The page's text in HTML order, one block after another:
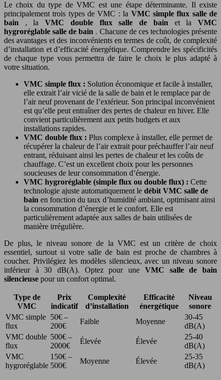
Le choix du type de VMC est une étape déterminante. Il existe
principalement trois types de VMC : la VMC simple flux salle de
bain , laVMC double flux salle de bain et laVMC
hygroréglable salle de bain . Chacune de ces technologies présente
des avantages et des inconvénients en termes de coût, de complexité
d’installation et d’efficacité énergétique. Comprendre les spécificités
de chaque type vous permettra de faire le choix le plus adapté à
votre situation.
VMC simple flux : Solution économique et facile à installer,
elle extrait l’air vicié de la salle de bain et le remplace par de
l’air neuf provenant de l’extérieur. Son principal inconvénient
est qu’elle peut entraîner des pertes de chaleur en hiver. Elle
convient particulièrement aux petits budgets et aux
installations rapides.
VMC double flux : Plus complexe à installer, elle permet de
récupérer la chaleur de l’air extrait pour préchauffer l’air neuf
entrant, réduisant ainsi les pertes de chaleur et les coûts de
chauffage. C’est un excellent choix pour les personnes
soucieuses de leur consommation d’énergie.
VMC hygroréglable (simple flux ou double flux) : Cette
technologie ajuste automatiquement le débit VMC salle de
bain en fonction du taux d’humidité ambiant, optimisant ainsi
la consommation d’énergie et le confort. Elle est
particulièrement adaptée aux salles de bain utilisées de
manière irrégulière.
De plus, le niveau sonore de la VMC est un critère de choix
essentiel, surtout si votre salle de bain est proche de chambres à
coucher. Privilégiez les modèles silencieux, avec un niveau sonore
inférieur à 30 dB(A). Optez pour une VMC salle de bain
silencieuse pour un confort optimal.
Type de
VMC
Prix
indicatif
Complexité
d’installation
Efficacité
énergétique
Niveau
sonore
VMC simple
flux
50€ –
200€
Faible Moyenne
30-45
dB(A)
VMC double
flux
500€ –
2000€
Élevée Élevée
25-40
dB(A)
VMC
hygroréglable
150€ –
500€
Moyenne Élevée
25-35
dB(A)